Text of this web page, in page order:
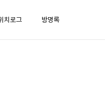
치로그 방명록